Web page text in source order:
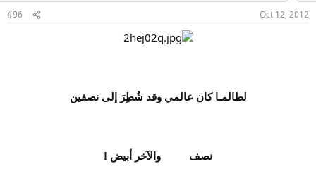
Oct 12, 2012
#96
لطالمـا كان عالمي وقد شُطِرَ إلى نصفين
نصف والآخر أبيض !